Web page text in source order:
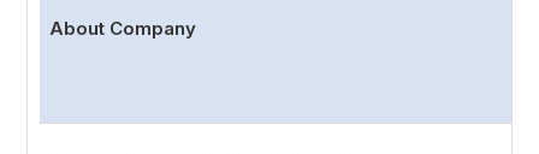
About Company